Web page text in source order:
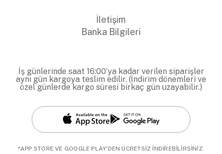
İletişim
Banka Bilgileri
İş günlerinde saat 16:00’ya kadar verilen siparişler
aynı gün kargoya teslim edilir. (İndirim dönemleri ve
özel günlerde kargo süresi birkaç gün uzayabilir.)
*APP STORE VE GOOGLE PLAY'DEN ÜCRETSİZ İNDİREBİLİRSİNİZ.